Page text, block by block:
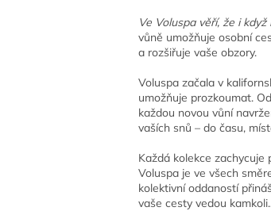
Ve Voluspa věří, že i
vůně umožňuje osobní
a rozšiřuje vaše obzory.
Voluspa začala v
umožňuje prozkoumat.
každou novou vůní
vaších snů – do času,
Každá kolekce
Voluspa je ve všech
kolektivní oddaností
vaše cesty vedou